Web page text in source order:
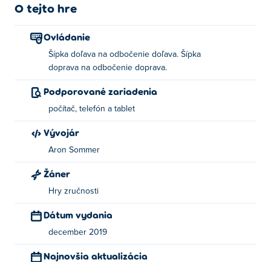
O tejto hre
Ovládanie
Šípka doľava na odbočenie doľava. Šípka
doprava na odbočenie doprava.
Podporované zariadenia
počítač, telefón a tablet
Vývojár
Aron Sommer
Žáner
Hry zručnosti
Dátum vydania
december 2019
Najnovšia aktualizácia